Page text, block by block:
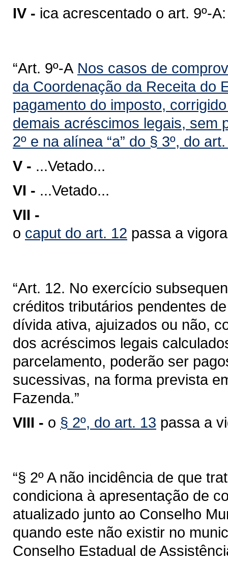
IV - ica acrescentado o art. 9º-A:
“Art. 9º-A Nos casos de
da Coordenação da Receita do
pagamento do imposto,
demais acréscimos legais, sem
2º e na alínea “a” do § 3º, do
V - ...Vetado...
VI - ...Vetado...
VII -
o caput do art. 12 passa a
“Art. 12. No exercício
créditos tributários pendentes
dívida ativa, ajuizados ou não,
dos acréscimos legais
parcelamento, poderão ser
sucessivas, na forma prevista
Fazenda.”
VIII - o § 2º, do art. 13 passa a
“§ 2º A não incidência de que
condiciona à apresentação de
atualizado junto ao Conselho
quando este não existir no
Conselho Estadual de